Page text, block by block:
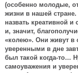
(особенно молодые,
жизни в нашей
назвать креативной и
и, значит,
«колею». Они живут в
уверенными в дне
был такой когда-то…
самоуважения и